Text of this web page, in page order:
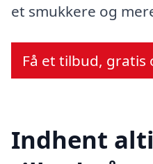
et smukkere og
Få et tilbud,
Indhent